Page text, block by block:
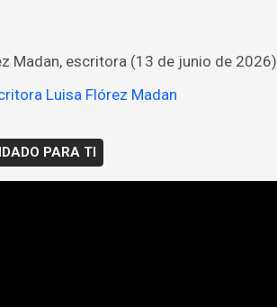
Madan, escritora (13 de junio de 2026)
Luisa Flórez Madan
PARA TI